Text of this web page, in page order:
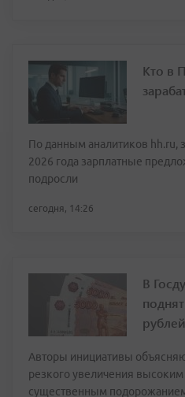
Кто в
По данным аналитиков hh.ru,
2026 года зарплатные
подросли
сегодня, 14:26
В
Авторы инициативы
резкого увеличения
существенным